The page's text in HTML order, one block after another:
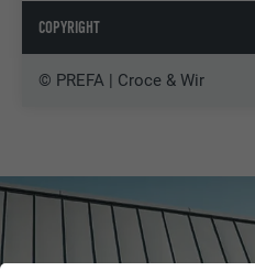
COPYRIGHT
© PREFA | Croce & Wir